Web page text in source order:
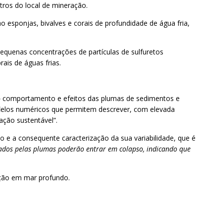
do local de mineração.
bivalves e corais de profundidade de água fria,
concentrações de partículas de sulfuretos
de águas frias.
e efeitos das plumas de sedimentos e
numéricos que permitem descrever, com elevada
sustentável”.
e a consequente caracterização da sua variabilidade, que é
pelas plumas poderão entrar em colapso, indicando que
em mar profundo.